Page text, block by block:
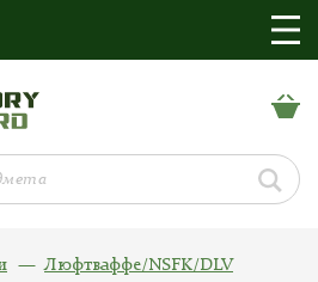
Люфтваффе/NSFK/DLV